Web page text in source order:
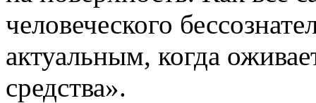
человеческого
актуальным, когда
средства».